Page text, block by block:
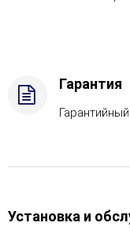
Гарантия
Установка и